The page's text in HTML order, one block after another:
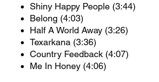
Shiny Happy People (3:44)
Belong (4:03)
Half A World Away (3:26)
Texarkana (3:36)
Country Feedback (4:07)
Me In Honey (4:06)